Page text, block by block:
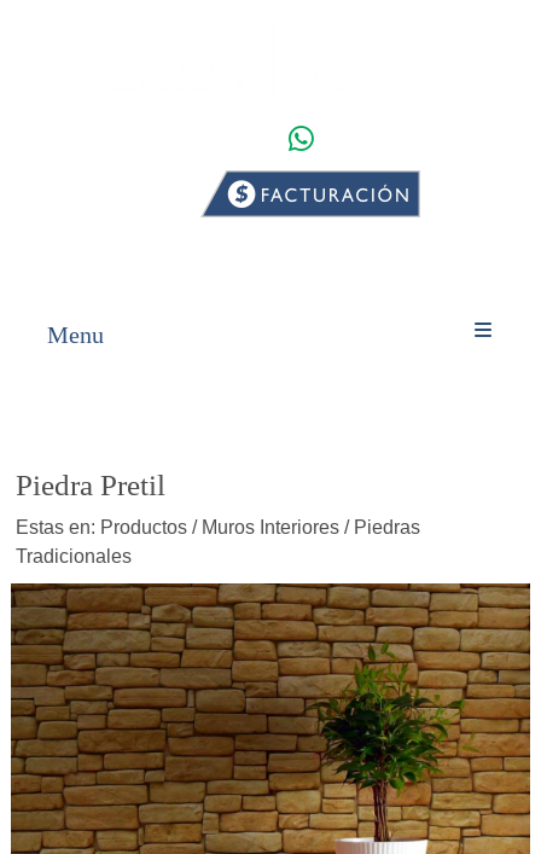
Menu
Piedra Pretil
Estas en: Productos / Muros Interiores / Piedras
Tradicionales